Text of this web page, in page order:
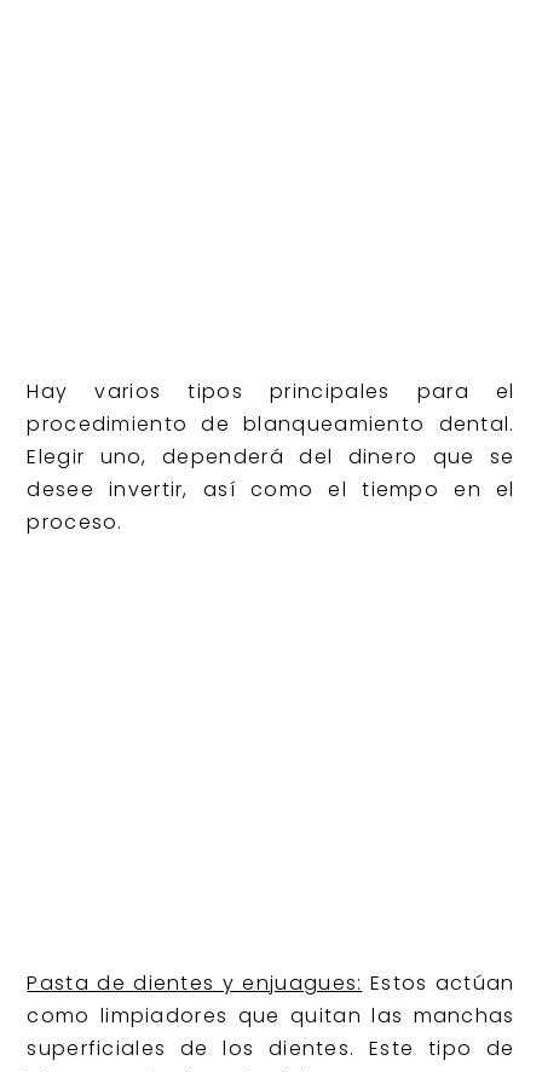
Hay varios tipos principales para el
procedimiento de blanqueamiento dental.
Elegir uno, dependerá del dinero que se
desee invertir, así como el tiempo en el
proceso.
Pasta de dientes y enjuagues: Estos actúan
como limpiadores que quitan las manchas
superficiales de los dientes. Este tipo de